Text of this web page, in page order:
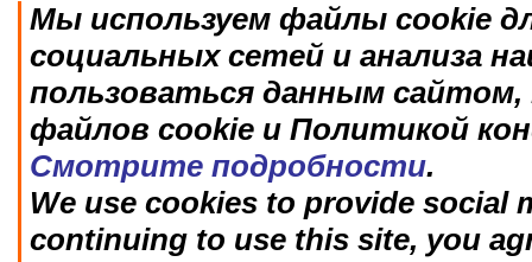
Мы используем файлы cookie
социальных сетей и анализа
пользоваться данным
файлов cookie и Политикой
Смотрите подробности.
We use cookies to provide social
continuing to use this site, you